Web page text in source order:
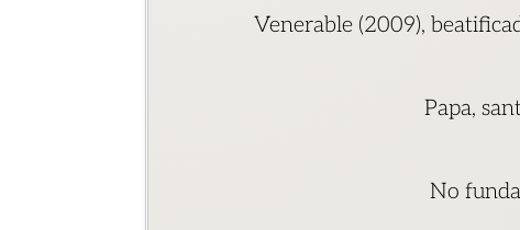
Venerable (2009),
Papa,
No